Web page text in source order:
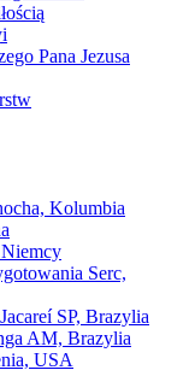
Pana Jezusa
Kolumbia
Serc,
SP, Brazylia
AM, Brazylia
USA